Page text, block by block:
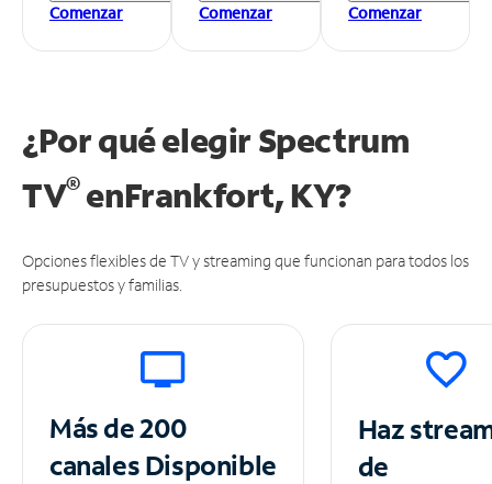
Comenzar
Comenzar
Comenzar
¿Por qué elegir Spectrum
TV®enFrankfort, KY?
Opciones flexibles de TV y streaming que funcionan para todos los
presupuestos y familias.
Más de 200
canalesDisponible
Haz
de